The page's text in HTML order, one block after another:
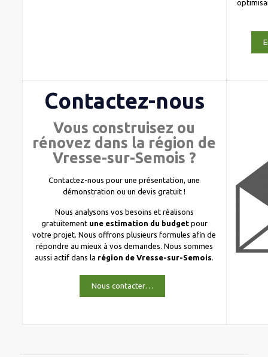
Contactez-nous
Vous construisez ou
rénovez dans la région de
Vresse-sur-Semois ?
Contactez-nous pour une présentation, une
démonstration ou un devis gratuit !
Nous analysons vos besoins et réalisons
gratuitement une estimation du budgetpour
votre projet. Nous offrons plusieurs formules afin de
répondre au mieux à vos demandes. Nous sommes
aussi actif dans la région de Vresse-sur-Semois.
Nous contacter…